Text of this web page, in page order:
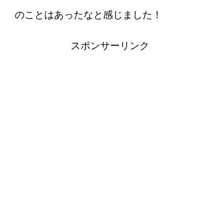
のことはあったなと感じました！
スポンサーリンク